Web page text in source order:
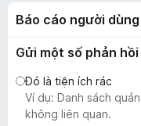
Báo cáo người
Gửi một số phản
Đó là tiện ích rác
Ví dụ: Danh sách
không liên quan.